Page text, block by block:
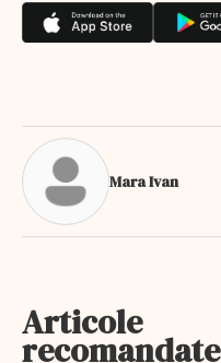
Mara Ivan
Articole
recomandate